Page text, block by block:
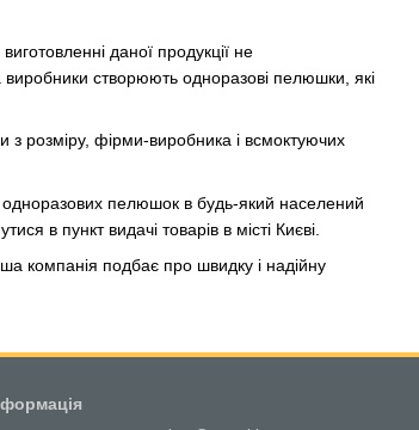
даної продукції не
створюють одноразові пелюшки, які
розміру, фірми-виробника і всмоктуючих
пелюшок в будь-який населений
в пункт видачі товарів в місті Києві.
компанія подбає про швидку і надійну